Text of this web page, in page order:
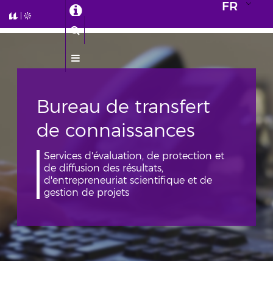
FR
Bureau de transfert
de connaissances
Services d'évaluation, de protection et
de diffusion des résultats,
d'entrepreneuriat scientifique et de
gestion de projets